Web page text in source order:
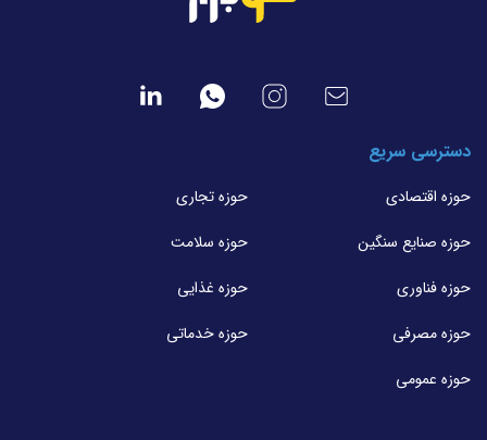
دسترسی سریع
حوزه اقتصادی
حوزه تجاری
حوزه صنایع سنگین
حوزه سلامت
حوزه فناوری
حوزه غذایی
حوزه مصرفی
حوزه خدماتی
حوزه عمومی